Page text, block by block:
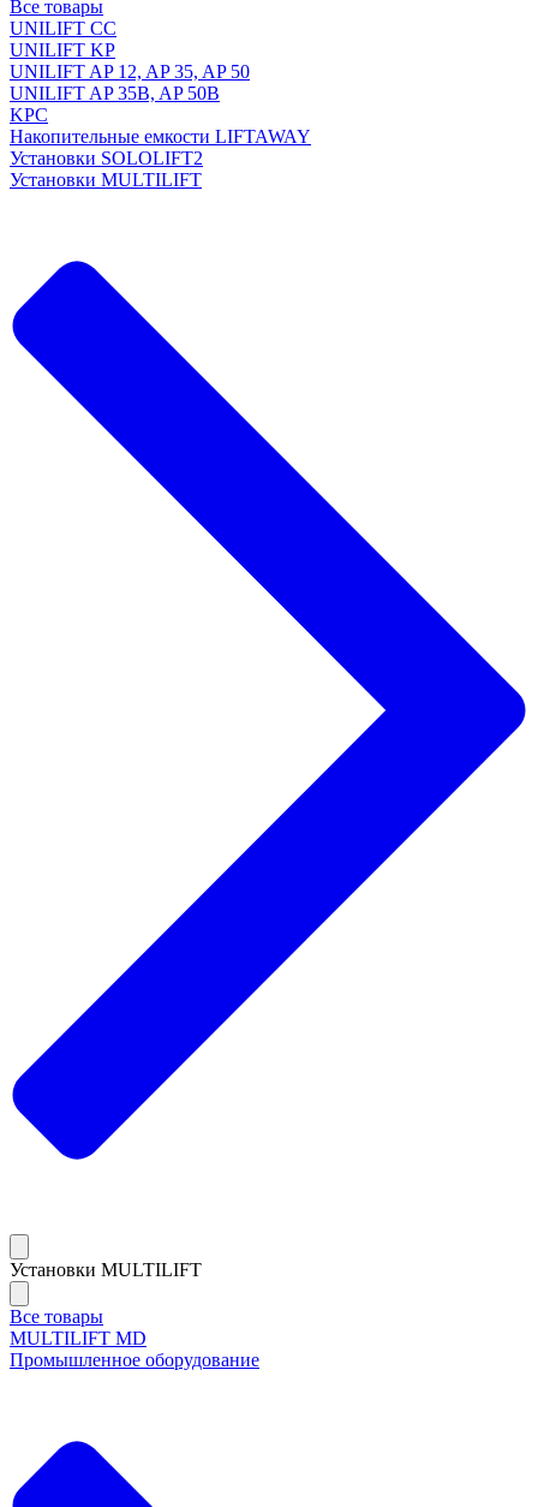
Все товары
UNILIFT CC
UNILIFT KP
UNILIFT AP 12, AP 35, AP 50
UNILIFT AP 35B, AP 50B
KPC
Накопительные емкости LIFTAWAY
Установки SOLOLIFT2
Установки MULTILIFT
Установки MULTILIFT
Все товары
MULTILIFT MD
Промышленное оборудование